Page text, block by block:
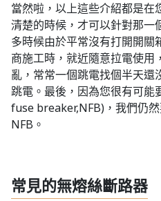
當然啦，以上這些介紹都是
清楚的時候，才可以針對那一
多時候由於平常沒有打開開
商施工時，就近隨意拉電使
亂，常常一個跳電找個半天
跳電。最後，因為您很有可
fuse breaker,NFB)，我們仍
NFB。
常見的無熔絲斷路器